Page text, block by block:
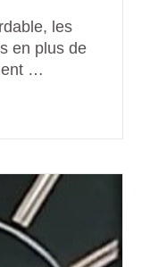
les
en plus de
…